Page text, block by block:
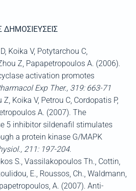
ΔΗΜΟΣΙΕΥΣΕΙΣ
Koika V, Potytarchou C,
Z, Papapetropoulos A. (2006).
activation promotes
Exp Ther., 319: 663-71
Z, Koika V, Petrou C, Cordopatis P,
A. (2007). The
5 inhibitor sildenafil stimulates
a protein kinase G/MAPK
211: 197-204.
S., Vassilakopoulos Th., Cottin,
E., Roussos, Ch., Waldmann,
A. (2007). Anti-